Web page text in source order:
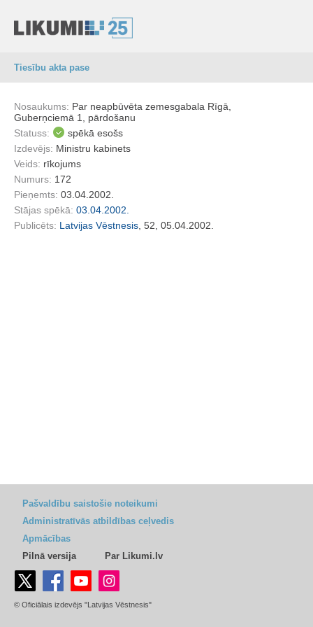
Tiesību akta pase
Nosaukums: Par neapbūvēta zemesgabala Rīgā,
Guberņciemā 1, pārdošanu
Statuss:
spēkā esošs
Izdevējs: Ministru kabinets
Veids: rīkojums
Numurs: 172
Pieņemts: 03.04.2002.
Stājas spēkā: 03.04.2002.
Publicēts: Latvijas Vēstnesis , 52, 05.04.2002.
Pašvaldību saistošie noteikumi
Administratīvās atbildības ceļvedis
Apmācības
Pilnā versija
Par Likumi.lv
© Oficiālais izdevējs "Latvijas Vēstnesis"